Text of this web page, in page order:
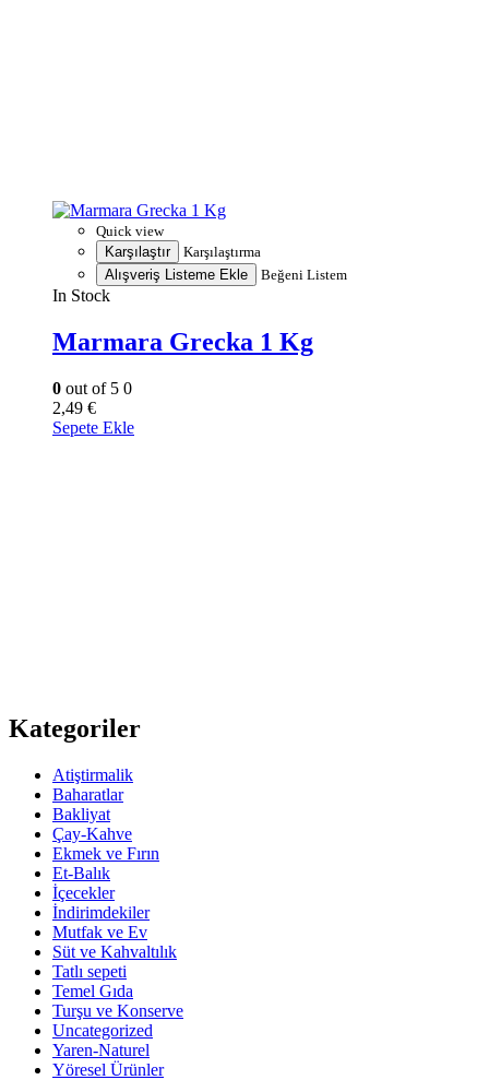
Quick view
Karşılaştır
Karşılaştırma
Alışveriş Listeme Ekle
Beğeni Listem
In Stock
Marmara Grecka 1 Kg
0 out of 5 0
2,49 €
Sepete Ekle
Kategoriler
Atiştirmalik
Baharatlar
Bakliyat
Çay-Kahve
Ekmek ve Fırın
Et-Balık
İçecekler
İndirimdekiler
Mutfak ve Ev
Süt ve Kahvaltılık
Tatlı sepeti
Temel Gıda
Turşu ve Konserve
Uncategorized
Yaren-Naturel
Yöresel Ürünler